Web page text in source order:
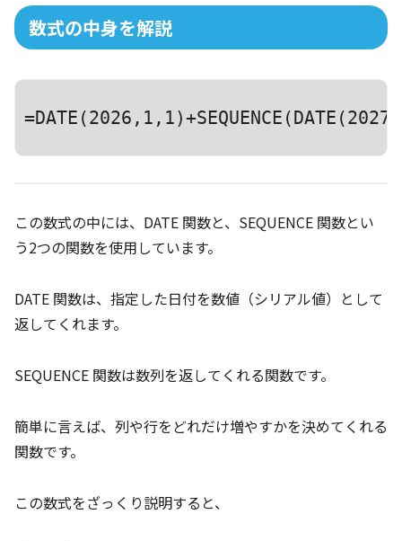
数式の中身を解説
この数式の中には、DATE 関数と、SEQUENCE 関数とい
う2つの関数を使用しています。
DATE 関数は、指定した日付を数値（シリアル値）として
返してくれます。
SEQUENCE 関数は数列を返してくれる関数です。
簡単に言えば、列や行をどれだけ増やすかを決めてくれる
関数です。
この数式をざっくり説明すると、